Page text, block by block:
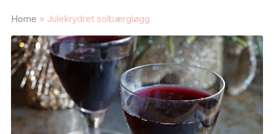
Home » Julekrydret solbærgløgg